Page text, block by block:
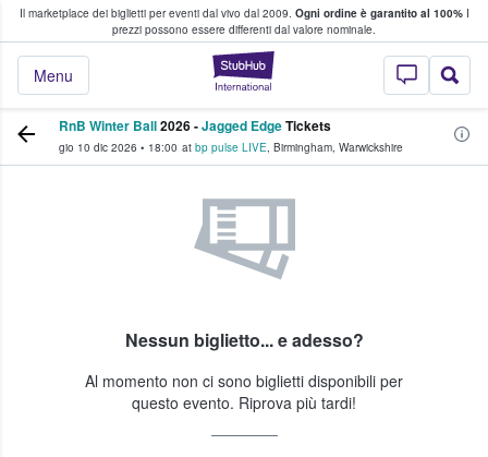
Il marketplace dei biglietti per eventi dal vivo dal 2009. Ogni ordine è garantito al 100%I
prezzi possono essere differenti dal valore nominale.
StubHub - Dove
Menu
fan comprano e vendono biglietti
RnB Winter Ball2026 -Jagged EdgeTickets
gio 10 dic 2026 • 18:00 at bp pulse LIVE, Birmingham, Warwickshire
Nessun biglietto... e adesso?
Al momento non ci sono biglietti disponibili per
questo evento. Riprova più tardi!